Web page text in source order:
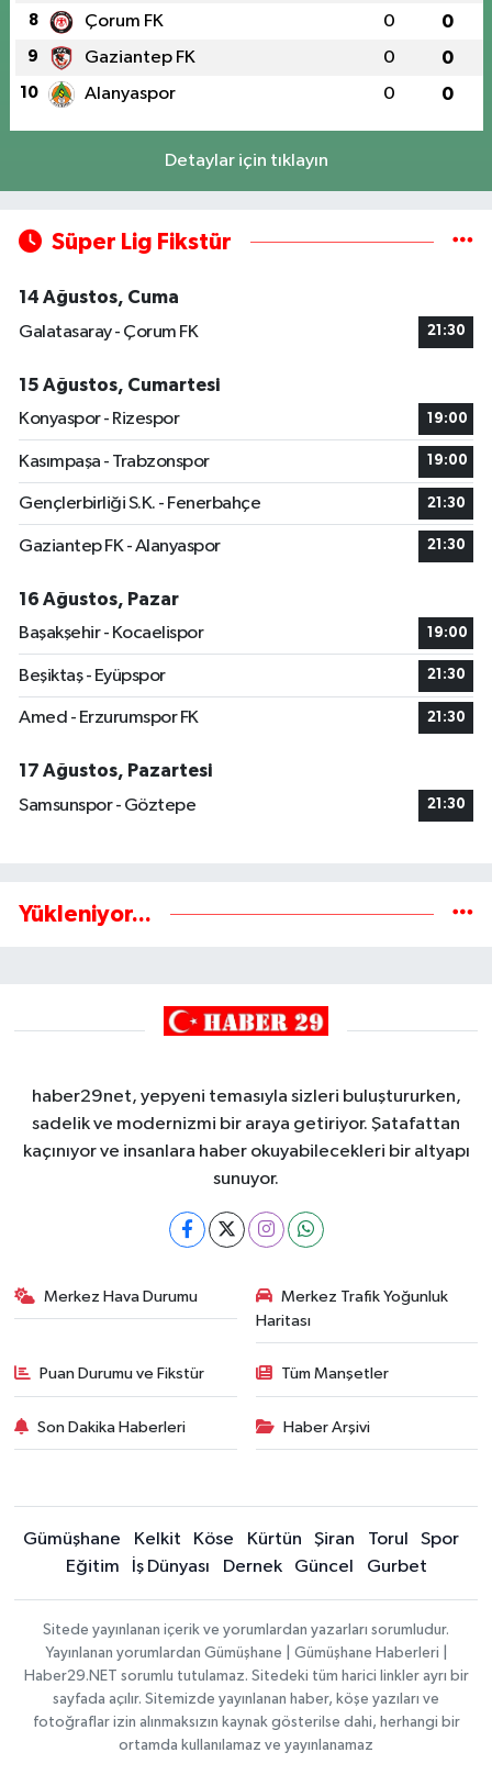
8 Çorum FK 0 0
9 Gaziantep FK 0 0
10 Alanyaspor 0 0
Detaylar için tıklayın
Süper Lig Fikstür
14 Ağustos, Cuma
Galatasaray - Çorum FK
21:30
15 Ağustos, Cumartesi
Konyaspor - Rizespor
19:00
Kasımpaşa - Trabzonspor 19:00
Gençlerbirliği S.K. - Fenerbahçe 21:30
Gaziantep FK - Alanyaspor 21:30
16 Ağustos, Pazar
Başakşehir - Kocaelispor
19:00
Beşiktaş - Eyüpspor 21:30
Amed - Erzurumspor FK 21:30
17 Ağustos, Pazartesi
Samsunspor - Göztepe
21:30
Yükleniyor...
haber29net, yepyeni temasıyla sizleri buluştururken,
sadelik ve modernizmi bir araya getiriyor. Şatafattan
kaçınıyor ve insanlara haber okuyabilecekleri bir altyapı
sunuyor.
Merkez Hava Durumu
Merkez Trafik Yoğunluk
Haritası
Puan Durumu ve Fikstür Tüm Manşetler
Son Dakika Haberleri Haber Arşivi
Gümüşhane Kelkit Köse Kürtün Şiran Torul
Spor
Eğitim
İş Dünyası Dernek Güncel Gurbet
Sitede yayınlanan içerik ve yorumlardan yazarları sorumludur.
Yayınlanan yorumlardan Gümüşhane | Gümüşhane Haberleri |
Haber29.NET sorumlu tutulamaz. Sitedeki tüm harici linkler ayrı bir
sayfada açılır. Sitemizde yayınlanan haber, köşe yazıları ve
fotoğraflar izin alınmaksızın kaynak gösterilse dahi, herhangi bir
ortamda kullanılamaz ve yayınlanamaz